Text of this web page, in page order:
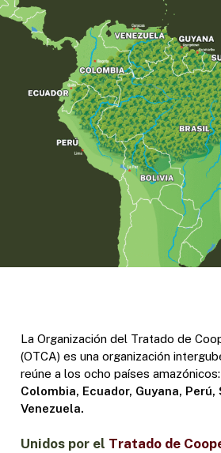
La Organización del Tratado de
(OTCA) es una organización
reúne a los ocho países
Colombia, Ecuador, Guyana, Perú,
Venezuela.
Unidos por el Tratado de